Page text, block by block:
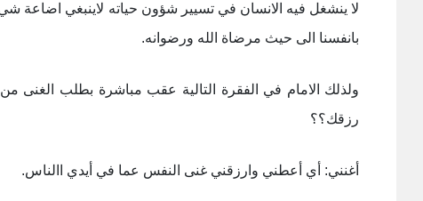
لا ينشغل فيه الانسان في تسيير شؤون حياته لاينبغي اضاعة
بانفسنا الى حيث مرضاة الله ورضوانه.
ولذلك الامام في الفقرة التالية عقب مباشرة بطلب الغنى
رزقك؟؟
أغنني: أي أعطني وارزقني غنى النفس عما في أيدي االناس.